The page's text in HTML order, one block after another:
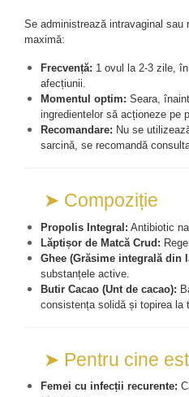
Se administrează intravaginal sau
maximă:
Frecvență: 1 ovul la 2-3 zile,
afecțiunii.
Momentul optim: Seara,
ingredientelor să acționeze pe
Recomandare: Nu se
sarcină, se recomandă
➤ Compoziție
Propolis Integral: Antibiotic
Lăptișor de Matcă Crud:
Ghee (Grăsime integrală din
substanțele active.
Butir Cacao (Unt de cacao):
consistența solidă și topirea la
➤ Pentru cine
Femei cu infecții recurente: